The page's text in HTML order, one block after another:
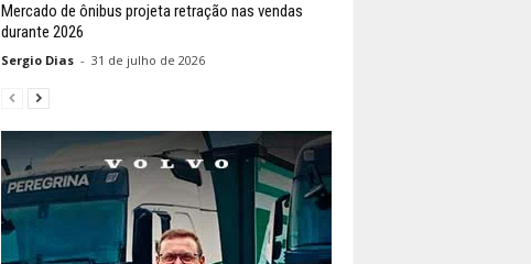
Mercado de ônibus projeta retração nas vendas
durante 2026
Sergio Dias - 31 de julho de 2026